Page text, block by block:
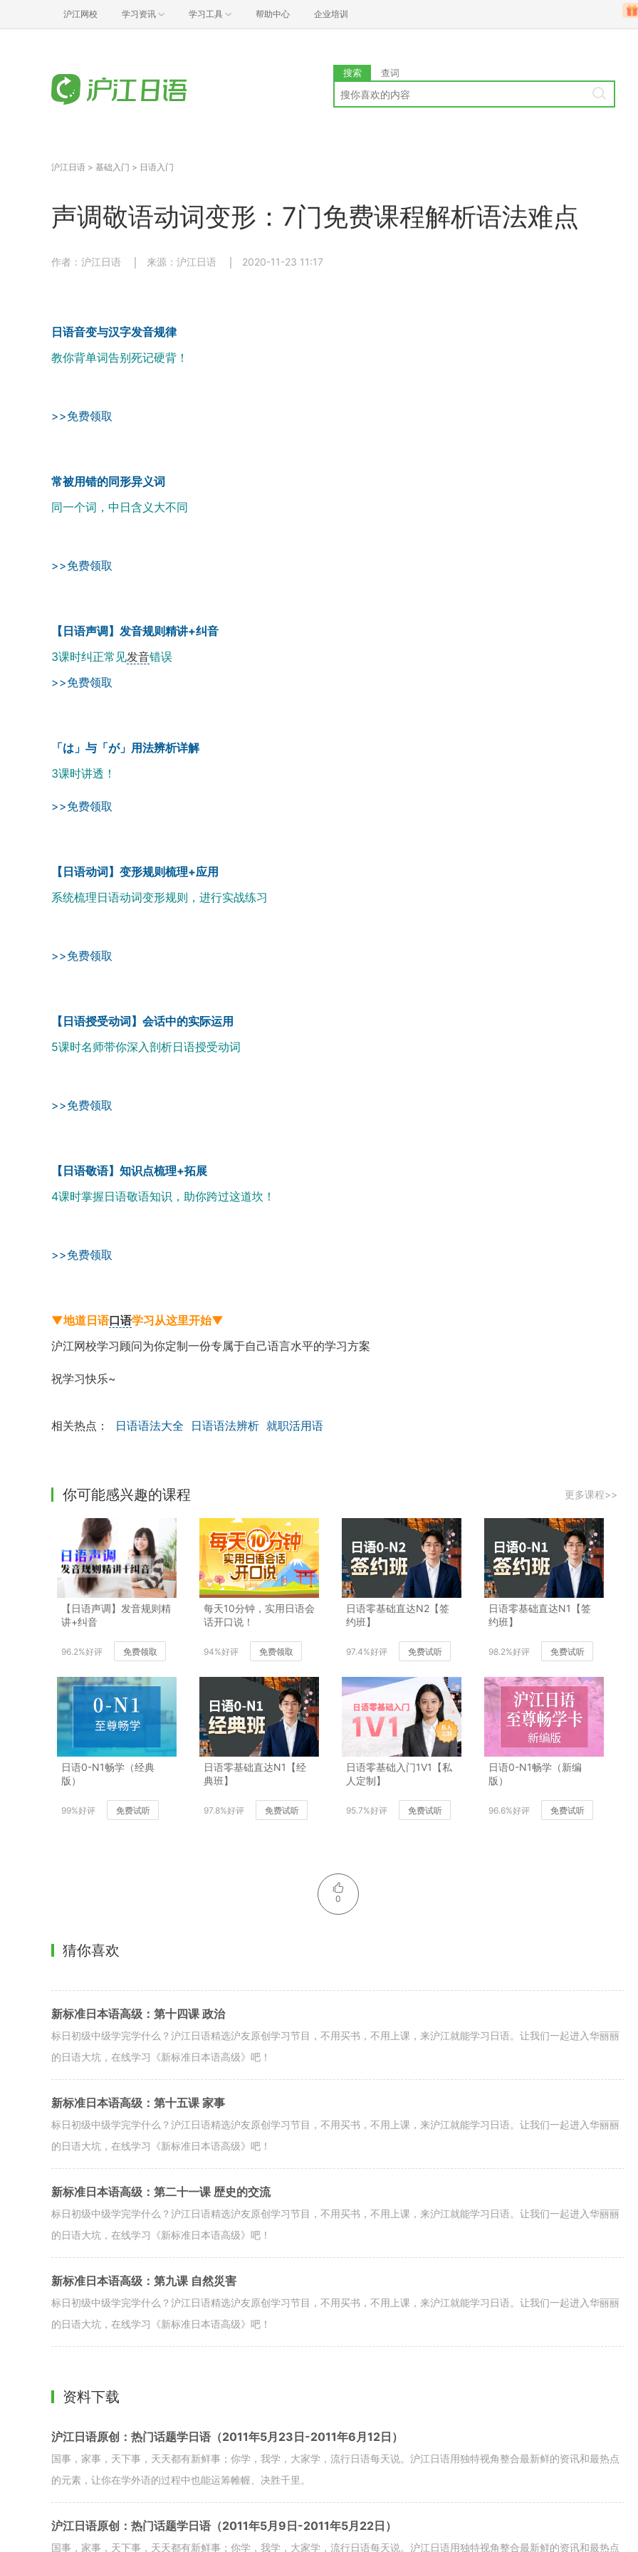
沪江网校 学习资讯 学习工具 帮助中心 企业培训
搜索 查词
沪江日语 > 基础入门 > 日语入门
声调敬语动词变形：7门免费课程解析语法难点
作者：沪江日语 来源：沪江日语 2020-11-23 11:17
日语音变与汉字发音规律
教你背单词告别死记硬背！
>>免费领取
常被用错的同形异义词
同一个词，中日含义大不同
>>免费领取
【日语声调】发音规则精讲+纠音
3课时纠正常见发音错误
>>免费领取
「は」与「が」用法辨析详解
3课时讲透！
>>免费领取
【日语动词】变形规则梳理+应用
系统梳理日语动词变形规则，进行实战练习
>>免费领取
【日语授受动词】会话中的实际运用
5课时名师带你深入剖析日语授受动词
>>免费领取
【日语敬语】知识点梳理+拓展
4课时掌握日语敬语知识，助你跨过这道坎！
>>免费领取
▼地道日语口语学习从这里开始▼
沪江网校学习顾问为你定制一份专属于自己语言水平的学习方案
祝学习快乐~
相关热点： 日语语法大全 日语语法辨析 就职活用语
你可能感兴趣的课程 更多课程>>
【日语声调】发音规则精
讲+纠音
96.2%好评 免费领取
每天10分钟，实用日语会
话开口说！
94%好评 免费领取
日语零基础直达N2【签
约班】
97.4%好评 免费试听
日语零基础直达N1【签
约班】
98.2%好评 免费试听
日语0-N1畅学（经典
版）
99%好评 免费试听
日语零基础直达N1【经
典班】
97.8%好评 免费试听
日语零基础入门1V1【私
人定制】
95.7%好评 免费试听
日语0-N1畅学（新编
版）
96.6%好评 免费试听
0
猜你喜欢
新标准日本语高级：第十四课 政治
标日初级中级学完学什么？沪江日语精选沪友原创学习节目，不用买书，不用上课，来沪江就能学习日语。让我们一起进入华丽丽
的日语大坑，在线学习《新标准日本语高级》吧！
新标准日本语高级：第十五课 家事
标日初级中级学完学什么？沪江日语精选沪友原创学习节目，不用买书，不用上课，来沪江就能学习日语。让我们一起进入华丽丽
的日语大坑，在线学习《新标准日本语高级》吧！
新标准日本语高级：第二十一课 歴史的交流
标日初级中级学完学什么？沪江日语精选沪友原创学习节目，不用买书，不用上课，来沪江就能学习日语。让我们一起进入华丽丽
的日语大坑，在线学习《新标准日本语高级》吧！
新标准日本语高级：第九课 自然災害
标日初级中级学完学什么？沪江日语精选沪友原创学习节目，不用买书，不用上课，来沪江就能学习日语。让我们一起进入华丽丽
的日语大坑，在线学习《新标准日本语高级》吧！
资料下载
沪江日语原创：热门话题学日语（2011年5月23日-2011年6月12日）
国事，家事，天下事，天天都有新鲜事；你学，我学，大家学，流行日语每天说。沪江日语用独特视角整合最新鲜的资讯和最热点
的元素，让你在学外语的过程中也能运筹帷幄、决胜千里。
沪江日语原创：热门话题学日语（2011年5月9日-2011年5月22日）
国事，家事，天下事，天天都有新鲜事；你学，我学，大家学，流行日语每天说。沪江日语用独特视角整合最新鲜的资讯和最热点